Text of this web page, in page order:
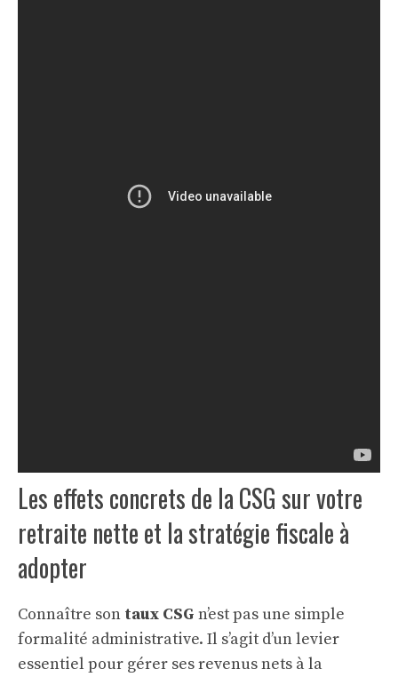
Les effets concrets de la CSG sur votre
retraite nette et la stratégie fiscale à
adopter
Connaître son taux CSG n’est pas une simple
formalité administrative. Il s’agit d’un levier
essentiel pour gérer ses revenus nets à la